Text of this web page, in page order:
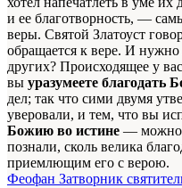
и ее благотворность, —
веры. Святой Златоуст
обращается к вере. И
других? Происходящее у
вы уразумеете благодать
дел; так что сими двумя
уверовали, и тем, что вы
Божию во истине — можно
познали, сколь велика
приемлющим его с верою.
Феофан Затворник